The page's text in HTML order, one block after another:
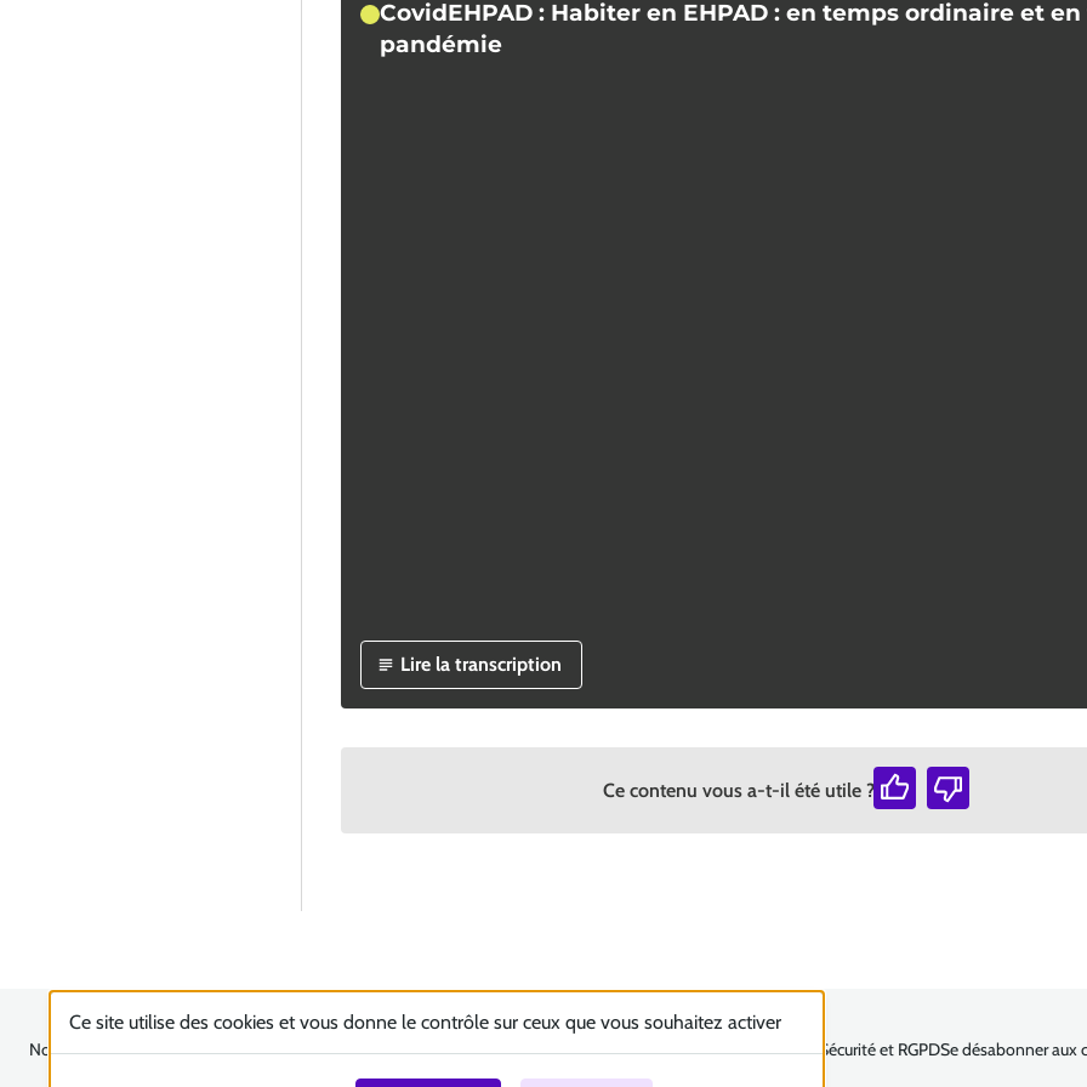
CovidEHPAD : Habiter en EHPAD : en temps ordinaire et
pandémie
Lire la transcription
Ce contenu vous a-t-il été utile ?
Nous contacterAccessibilité : totalement conformePlan du siteMentions légalesPolitique et gestion des cookiesSécurité et RGPDSe désabonner aux
Ce site utilise des cookies et vous donne le contrôle sur ceux que vous souhaitez activer